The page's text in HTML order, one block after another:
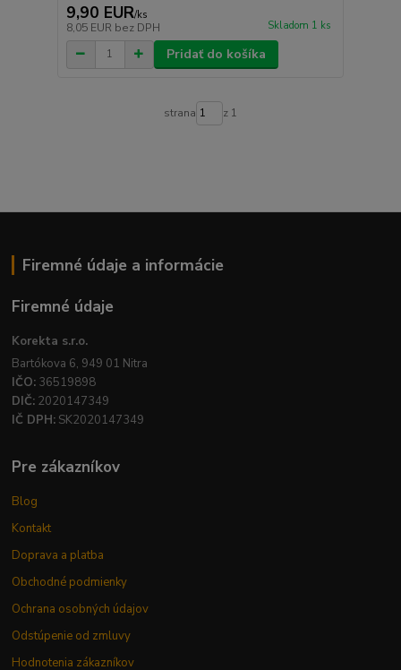
9,90 EUR/ks
8,05 EUR bez DPH Skladom 1 ks
Pridať do košíka
strana z 1
Firemné údaje a informácie
Firemné údaje
Korekta s.r.o.
Bartókova 6, 949 01 Nitra
IČO: 36519898
DIČ: 2020147349
IČ DPH: SK2020147349
Pre zákazníkov
Blog
Kontakt
Doprava a platba
Obchodné podmienky
Ochrana osobných údajov
Odstúpenie od zmluvy
Hodnotenia zákazníkov